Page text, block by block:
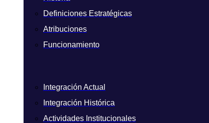
Definiciones Estratégicas
Atribuciones
Funcionamiento
Integración Actual
Integración Histórica
Actividades Institucionales